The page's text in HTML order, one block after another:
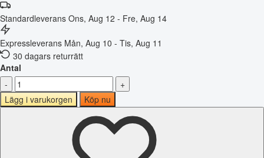
Standardleverans Ons, Aug 12 - Fre, Aug 14
Expressleverans Mån, Aug 10 - Tis, Aug 11
30 dagars returrätt
Antal
-
+
Lägg i varukorgen
Köp nu